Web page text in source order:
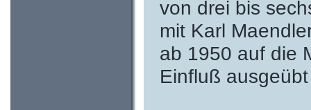
von drei bis
mit Karl
ab 1950 auf die
Einfluß